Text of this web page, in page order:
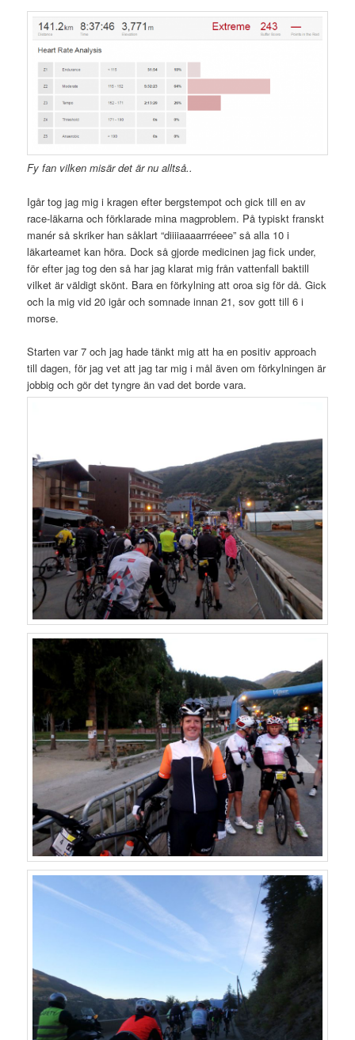
Fy fan vilken misär det är nu alltså..
Igår tog jag mig i kragen efter bergstempot och gick till en av
race-läkarna och förklarade mina magproblem. På typiskt franskt
manér så skriker han såklart “diiiiaaaarrréeee” så alla 10 i
läkarteamet kan höra. Dock så gjorde medicinen jag fick under,
för efter jag tog den så har jag klarat mig från vattenfall baktill
vilket är väldigt skönt. Bara en förkylning att oroa sig för då. Gick
och la mig vid 20 igår och somnade innan 21, sov gott till 6 i
morse.
Starten var 7 och jag hade tänkt mig att ha en positiv approach
till dagen, för jag vet att jag tar mig i mål även om förkylningen är
jobbig och gör det tyngre än vad det borde vara.